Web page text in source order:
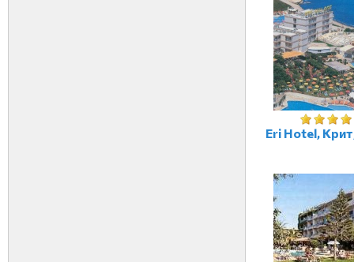
Eri Hotel,